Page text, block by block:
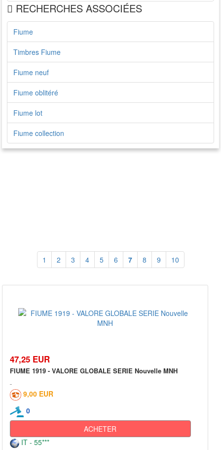
RECHERCHES ASSOCIÉES
Fiume
Timbres Fiume
Fiume neuf
Fiume oblitéré
Fiume lot
Fiume collection
1 2 3 4 5 6 7 8 9 10
47,25 EUR
FIUME 1919 - VALORE GLOBALE SERIE Nouvelle MNH
9,00 EUR
0
ACHETER
IT - 55***